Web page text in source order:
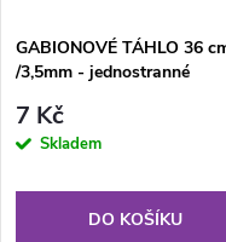
GABIONOVÉ TÁHLO 36
/3,5mm - jednostranné
7 Kč
Skladem
DO KOŠÍKU